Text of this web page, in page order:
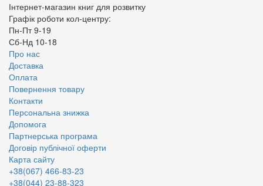
Інтернет-магазин книг для розвитку
Графік роботи кол-центру:
Пн-Пт 9-19
Сб-Нд 10-18
Про нас
Доставка
Оплата
Повернення товару
Контакти
Персональна знижка
Допомога
Партнерська програма
Договір публічної оферти
Карта сайту
+38(067) 466-83-23
+38(044) 23-88-323